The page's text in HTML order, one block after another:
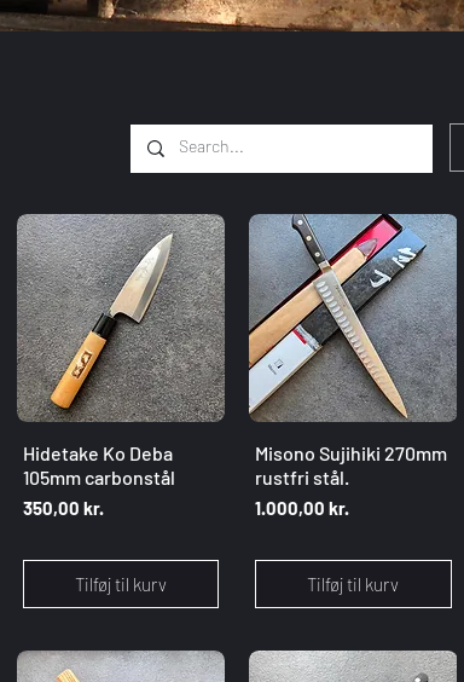
Hurtigvisning
Hidetake Ko Deba
105mm carbonstål
Pris
350,00 kr.
Tilføj til kurv
Hurtigvisning
Misono Sujihiki 270mm
rustfri stål.
Pris
1.000,00 kr.
Tilføj til kurv